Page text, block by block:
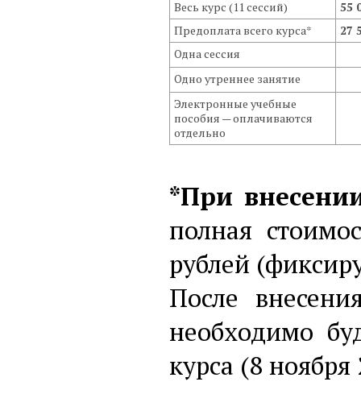
Весь курс (11 сессий)
55
Предоплата всего курса*
27
Одна сессия
Одно утреннее занятие
Электронные учебные
пособия — оплачиваются
отдельно
*При
полная
рублей
После
необходимо
курса (8 ноября